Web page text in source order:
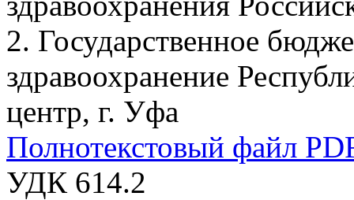
2. Государственное
здравоохранение
центр, г. Уфа
Полнотекстовый файл
УДК 614.2